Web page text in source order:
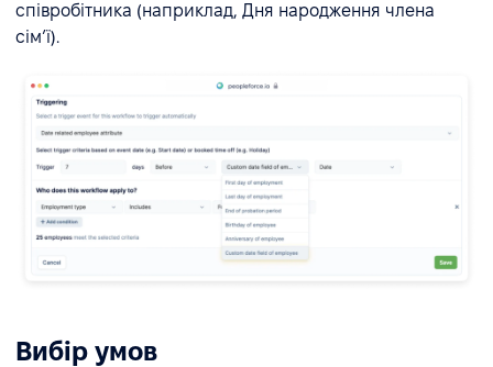
співробітника (наприклад, Дня народження члена
сімʼї).
Вибір умов